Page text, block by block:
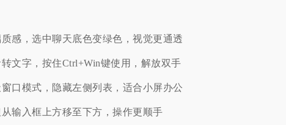
感，选中聊天底色变绿色，视觉更通透
文字，按住Ctrl+Win键使用，解放双手
口模式，隐藏左侧列表，适合小屏办公
输入框上方移至下方，操作更顺手